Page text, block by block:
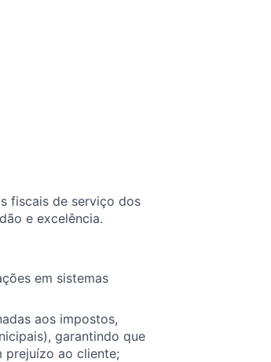
fiscais de serviço dos
e excelência.
em sistemas
aos impostos,
garantindo que
prejuízo ao cliente;